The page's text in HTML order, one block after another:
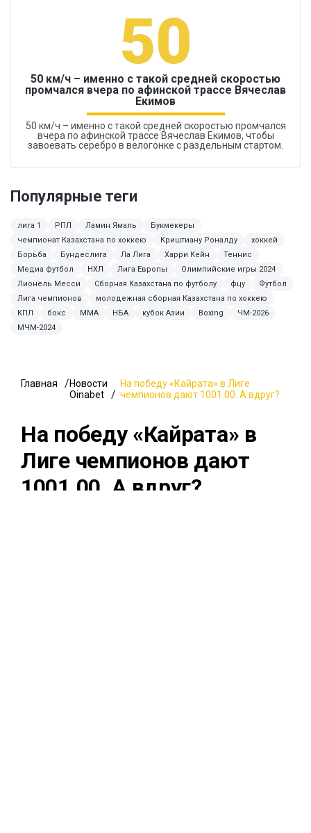
50
50 км/ч – именно с такой средней скоростью
промчался вчера по афинской трассе Вячеслав
Екимов
50 км/ч – именно с такой средней скоростью промчался
вчера по афинской трассе Вячеслав Екимов, чтобы
завоевать серебро в велогонке с раздельным стартом.
Популярные теги
лига 1 РПЛ Ламин Ямаль
Букмекеры
чемпионат Казахстана по хоккею
Криштиану Роналду
хоккей
Борьба
Бундеслига Ла Лига Харри Кейн
Теннис
Медиа футбол
НХЛ Лига Европы
Олимпийские игры 2024
Лионель Месси
Сборная Казахстана по футболу фцу
Футбол
Лига чемпионов
молодежная сборная Казахстана по хоккею
КПЛ
бокс MMA НБА кубок Азии Boxing
ЧМ-2026
МЧМ-2024
Главная
Новости
Oinabet
На победу «Кайрата» в Лиге
чемпионов дают 1001.00. А вдруг?
На победу «Кайрата» в
Лиге чемпионов дают
1001.00. А вдруг?